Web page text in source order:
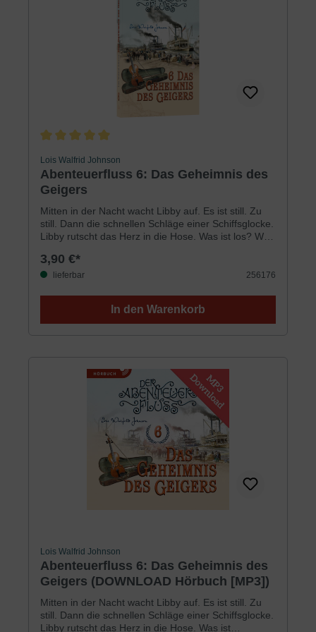
rechtzeitig ein Geheimzeichen ausmachen, das
ihnen Sicherheit signalisiert?Für Jungen und
Mädchen ab 9 JahrenSprecher: Ulrike Duinmeyer-
Lois Walfrid Johnson
Abenteuerfluss 6: Das Geheimnis des
Geigers
Mitten in der Nacht wacht Libby auf. Es ist still. Zu
still. Dann die schnellen Schläge einer Schiffsglocke.
Libby rutscht das Herz in die Hose. Was ist los? Was
draußen auf dem Deck das Schlagen von
Schaufelrädern auf das Wasser. Im dichten Nebel
ihnen zu schnell nähert. Libby packt Annikas Arm
und reißt sie von der Reling weg. Lauf!Doch mitten
in der Dunkelheit und der Gefahr erklingen die
Peter beschützt werden?Drei Verdächtige. Drei
Richtungen, aus denen Gefahr zu kommen scheint.
Können Libby, Caleb, Jordan und Peter die Rätsel
lösen, die ihnen begegnen? Und was ist mit Annika
passiert? Wird sie für die »Gib-nie-auf-Familie« der
»Christina« für immer verloren sein?Für Jungen und
Mädchen ab 9 Jahren
3,90 €*
lieferbar 256176
In den Warenkorb
Lois Walfrid Johnson
Abenteuerfluss 6: Das Geheimnis des
Geigers (DOWNLOAD Hörbuch [MP3])
Mitten in der Nacht wacht Libby auf. Es ist still. Zu
still. Dann die schnellen Schläge einer Schiffsglocke.
Libby rutscht das Herz in die Hose. Was ist